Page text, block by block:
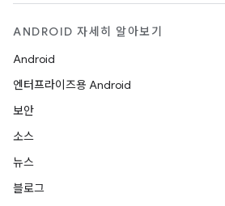
ANDROID 자세히 알아보기
Android
엔터프라이즈용 Android
보안
소스
뉴스
블로그